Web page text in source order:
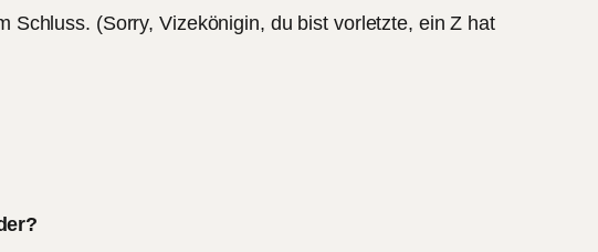
Schluss. (Sorry, Vizekönigin, du bist vorletzte, ein Z hat